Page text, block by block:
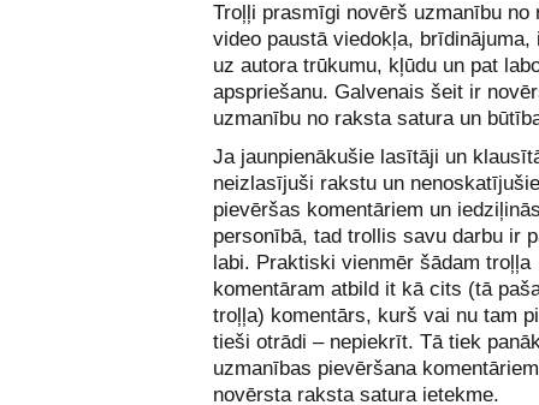
Troļļi prasmīgi novērš uzmanību no
video paustā viedokļa, brīdinājuma,
uz autora trūkumu, kļūdu un pat
apspriešanu. Galvenais šeit ir
uzmanību no raksta satura un
Ja jaunpienākušie lasītāji un
neizlasījuši rakstu un
pievēršas komentāriem un
personībā, tad trollis savu darbu ir
labi. Praktiski vienmēr šādam troļļa
komentāram atbild it kā cits (tā
troļļa) komentārs, kurš vai nu tam
tieši otrādi – nepiekrīt. Tā tiek
uzmanības pievēršana
novērsta raksta satura ietekme.